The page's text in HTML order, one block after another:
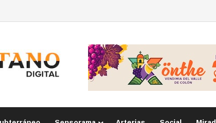
automotriz recuperación en producción y empleo